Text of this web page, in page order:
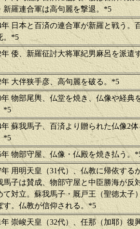
新羅連合軍は高句麗を撃退。*5
日本と百済の連合軍が新羅と戦う。
。*5
年 倭、新羅征討大将軍紀男麻呂を派遣
年 大伴狭手彦、高句麗を破る。*5
年 物部尾輿、仏堂を焼き、仏像や経典
*5
年 蘇我馬子、百済より贈られた仏像2
*5
年 物部守屋、仏像・仏殿を焼き払う。
年 用明天皇（31代）、仏教に帰依する
馬子は賛成、物部守屋と中臣勝海が反
て対立。蘇我馬子・厩戸王（聖徳太子
す。仏教が信仰される。*5
崇峻天皇（32代）、任那（加耶）復